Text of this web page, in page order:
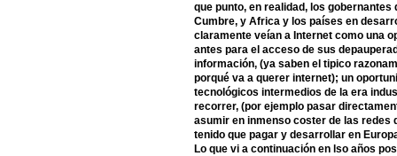
que punto, en realidad, los
Cumbre, y Africa y los países en
claramente veían a Internet como una
antes para el acceso de sus
información, (ya saben el tipico
porqué va a querer internet); un
tecnológicos intermedios de la era
recorrer, (por ejemplo pasar
asumir en inmenso coster de las redes
tenido que pagar y desarrollar en
Lo que vi a continuación en lso años